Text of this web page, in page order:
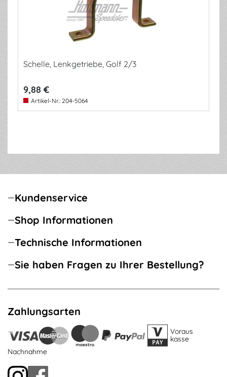
Schelle, Lenkgetriebe, Golf 2/3
9,88 €
Artikel-Nr.: 204-5064
Kundenservice
Shop Informationen
Technische Informationen
Sie haben Fragen zu Ihrer Bestellung?
Zahlungsarten
Voraus
kasse
Nachnahme